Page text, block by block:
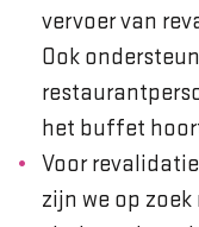
vervoer van
Ook
het buffet
Voor
zijn we op